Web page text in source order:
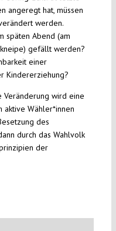
angeregt hat, müssen
werden.
späten Abend (am
gefällt werden?
einer
Kindererziehung?
Veränderung wird eine
aktive Wähler*innen
des
durch das Wahlvolk
der